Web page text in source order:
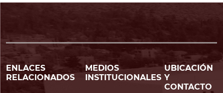
ENLACES
RELACIONADOS
MEDIOS
INSTITUCIONALES
UBICACIÓN
Y
CONTACTO